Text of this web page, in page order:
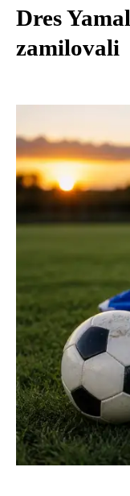
Dres
zamilovali